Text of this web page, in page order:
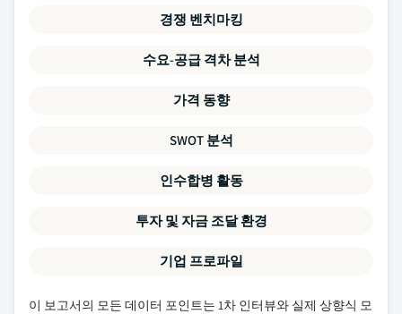
경쟁 벤치마킹
수요-공급 격차 분석
가격 동향
SWOT 분석
인수합병 활동
투자 및 자금 조달 환경
기업 프로파일
이 보고서의 모든 데이터 포인트는 1차 인터뷰와 실제 상향식 모